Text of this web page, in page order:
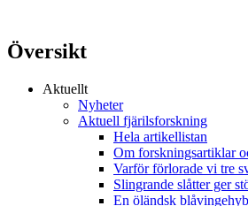
Översikt
Aktuellt
Nyheter
Aktuell fjärilsforskning
Hela artikellistan
Om forskningsartiklar
Varför förlorade vi tre
Slingrande slåtter ger
En öländsk